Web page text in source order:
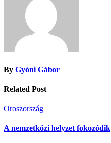
By Gyóni Gábor
Related Post
Oroszország
A nemzetközi helyzet fokozódik